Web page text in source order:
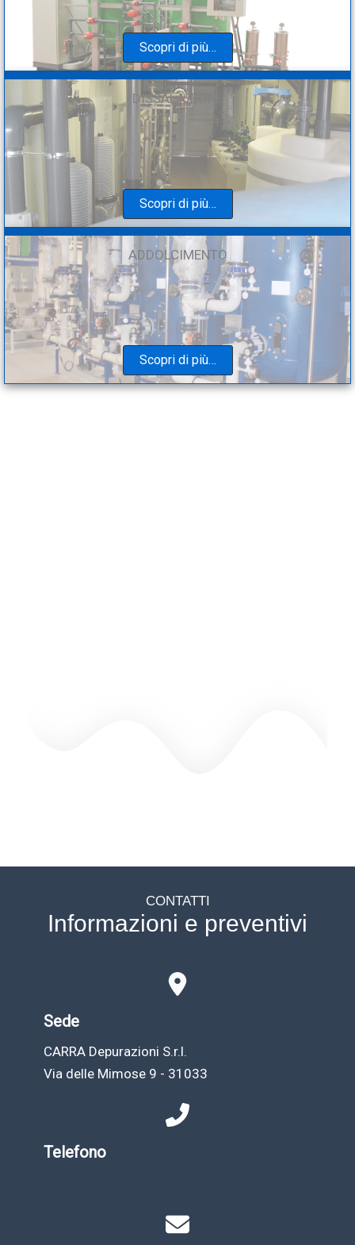
Scopri di più…
DISSALAZIONE
Scopri di più…
ADDOLCIMENTO
Scopri di più…
CONTATTI
Informazioni e preventivi
Sede
CARRA Depurazioni S.r.l.
Via delle Mimose 9 - 31033
Telefono